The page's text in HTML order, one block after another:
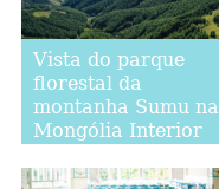
Vista do parque
florestal da
montanha Sumu na
Mongólia Interior